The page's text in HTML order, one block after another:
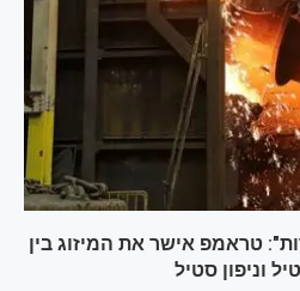
אלף משרות": טראמפ אישר את המיזוג בין
וניפון סטיל